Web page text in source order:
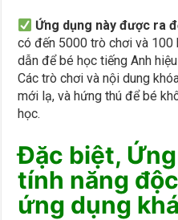
Ứng dụng này được ra
có đến 5000 trò chơi và 100
dẫn để bé học tiếng Anh
Các trò chơi và nội dung
mới lạ, và hứng thú để bé
học.
Đặc biệt,
tính năng
ứng dụng